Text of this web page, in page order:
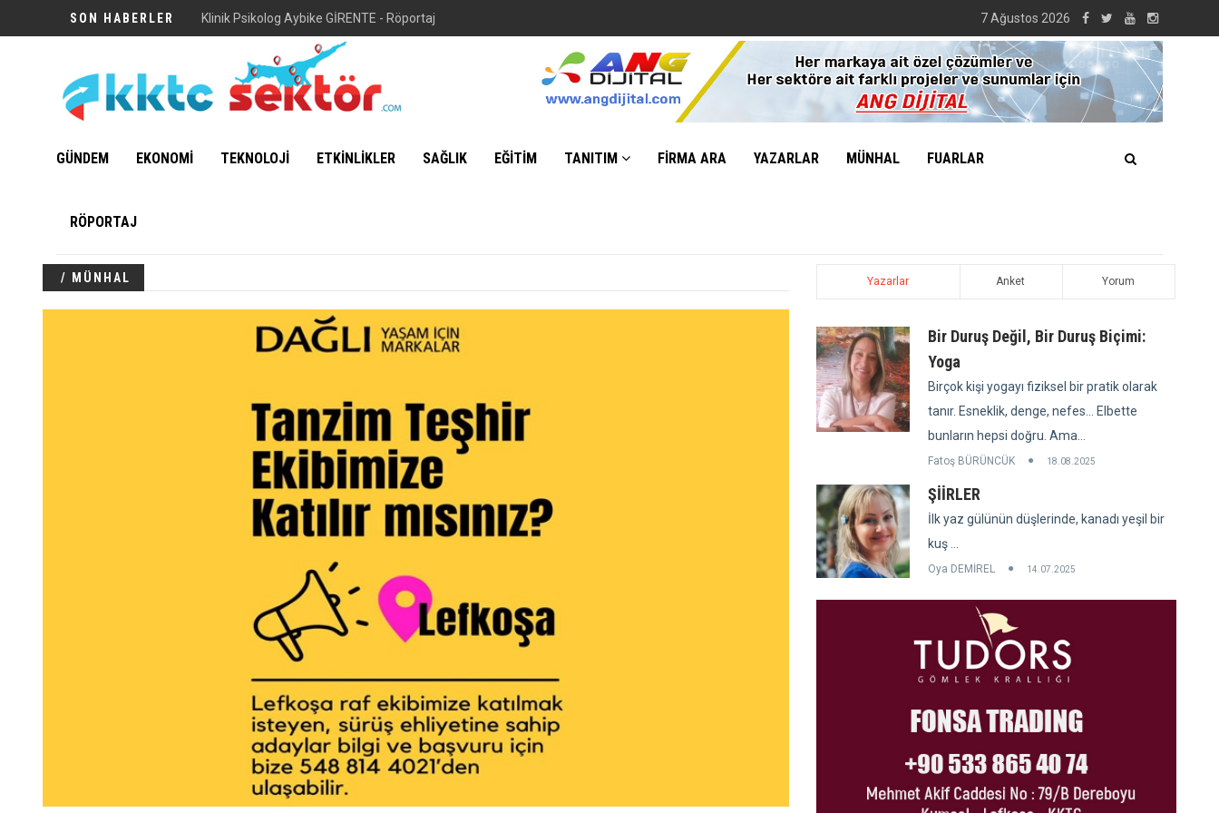
SON HABERLER Klinik Psikolog Aybike GİRENTE - Röportaj 7 Ağustos 2026
GÜNDEM EKONOMİ TEKNOLOJİ ETKİNLİKLER SAĞLIK EĞİTİM TANITIM FİRMA ARA YAZARLAR MÜNHAL FUARLAR
RÖPORTAJ
/ MÜNHAL Yazarlar Anket Yorum
Bir Duruş Değil, Bir Duruş Biçimi:
Yoga
Birçok kişi yogayı fiziksel bir pratik olarak
tanır. Esneklik, denge, nefes... Elbette
bunların hepsi doğru. Ama...
Fatoş BÜRÜNCÜK 18.08.2025
ŞİİRLER
İlk yaz gülünün düşlerinde, kanadı yeşil bir
kuş ...
Oya DEMİREL 14.07.2025